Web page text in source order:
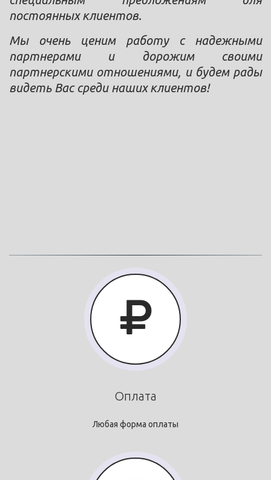
постоянных клиентов.
Мы очень ценим работу с надежными
партнерами и дорожим своими
партнерскими отношениями, и будем рады
видеть Вас среди наших клиентов!
Оплата
Любая форма оплаты